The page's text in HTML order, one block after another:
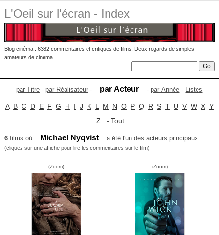
L'Oeil sur l'écran - Index
Blog cinéma : 6382 commentaires et critiques de films. Deux regards de simples
amateurs de cinéma.
par Titre -par Réalisateur - par Acteur -par Année - Listes
A B C D E F G H I J K L M N O P Q R S T U V W X Y
Z -Tout
6films où Michael Nyqvist a été l'un des acteurs principaux :
(cliquez sur une affiche pour lire les commentaires sur le film)
(Zoom) (Zoom)